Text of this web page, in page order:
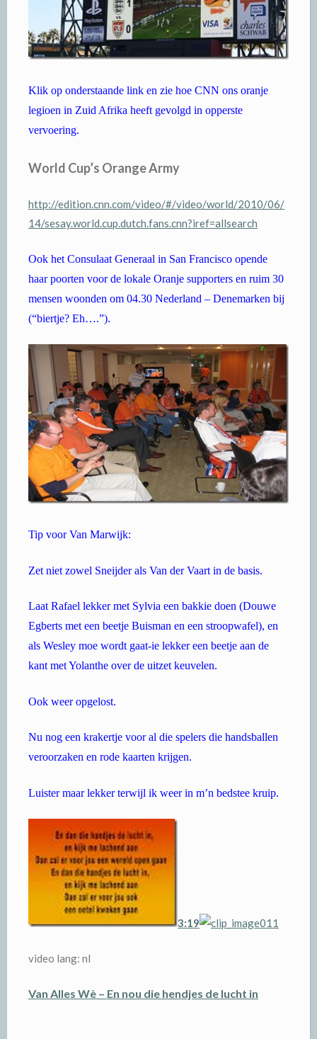
Klik op onderstaande link en zie hoe CNN ons oranje
legioen in Zuid Afrika heeft gevolgd in opperste
vervoering.
World Cup’s OrangeArmy
http://edition.cnn.com/video/#/video/world/2010/06/
14/sesay.world.cup.dutch.fans.cnn?iref=allsearch
Ook het Consulaat Generaal in San Francisco opende
haar poorten voor de lokale Oranje supporters en ruim 30
mensen woonden om 04.30 Nederland – Denemarken bij
(“biertje? Eh….”).
Tip voor Van Marwijk:
Zet niet zowel Sneijder als Van der Vaart in de basis.
Laat Rafael lekker met Sylvia een bakkie doen (Douwe
Egberts met een beetje Buisman en een stroopwafel), en
als Wesley moe wordt gaat-ie lekker een beetje aan de
kant met Yolanthe over de uitzet keuvelen.
Ook weer opgelost.
Nu nog een krakertje voor al die spelers die handsballen
veroorzaken en rode kaarten krijgen.
Luister maar lekker terwijl ik weer in m’n bedstee kruip.
3:19
video lang: nl
Van Alles Wè – En nou die hendjes de lucht in